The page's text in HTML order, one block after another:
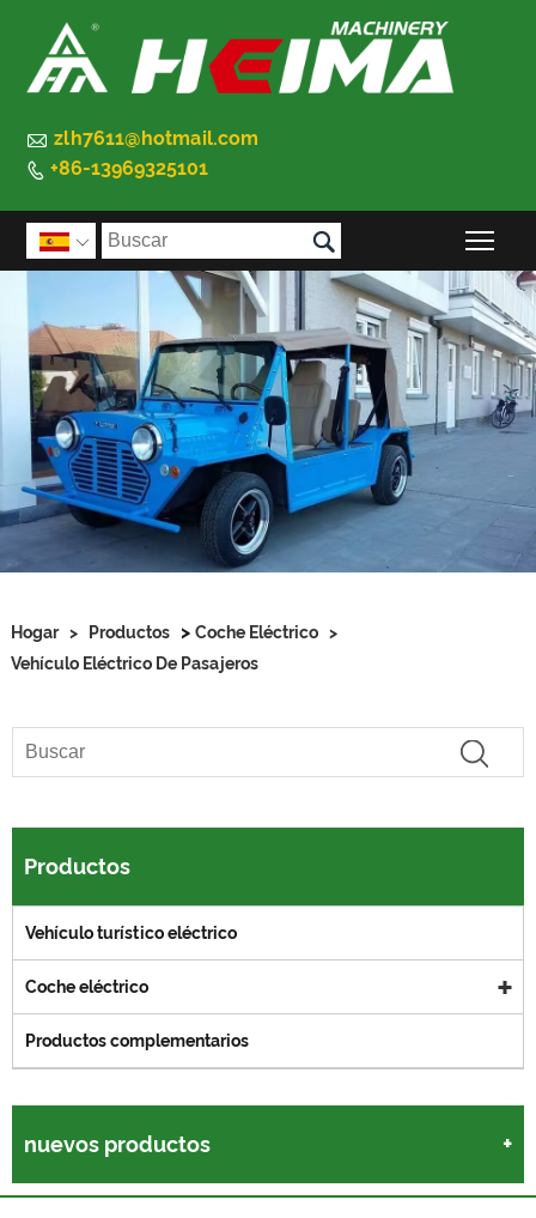
 zlh7611@hotmail.com
 +86-13969325101
 
Hogar > Productos > Coche Eléctrico >
Vehículo Eléctrico De Pasajeros
Productos
Vehículo turístico eléctrico
Coche eléctrico
Productos complementarios
nuevos productos